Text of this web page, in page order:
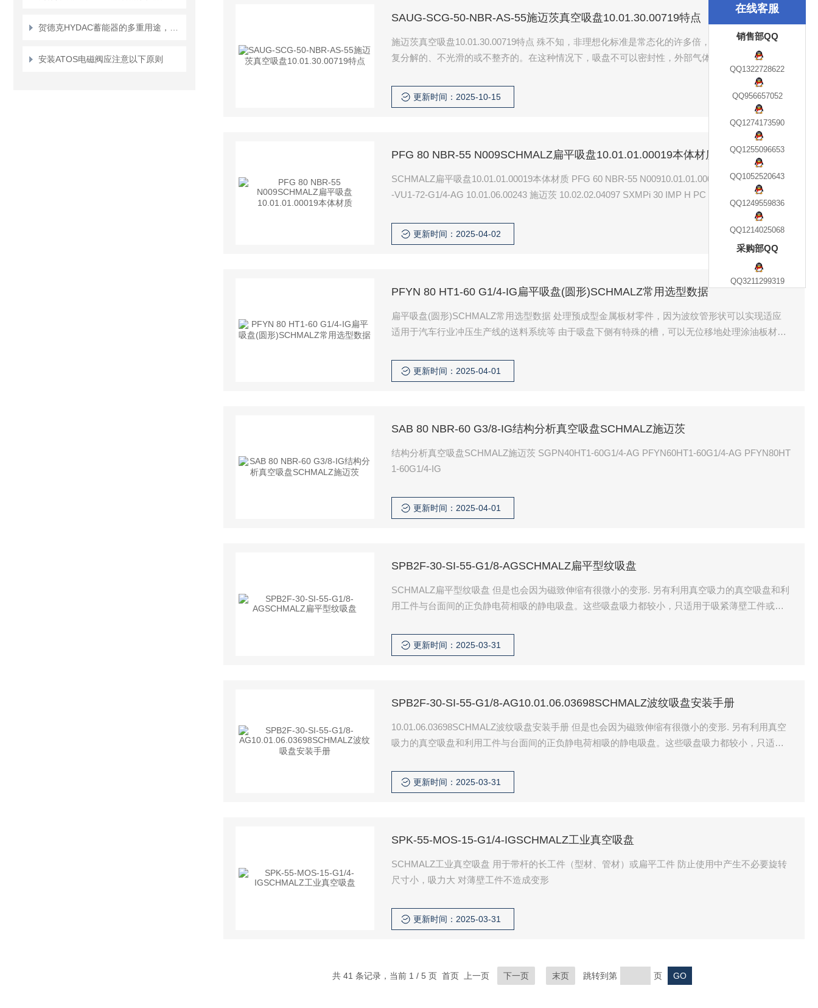
安装ATOS电磁阀应注意以下原则
SAUG-SCG-50-NBR-AS-55施迈茨真空吸盘10.01.30.00719特点
施迈茨真空吸盘10.01.30.00719特点 殊不知，非理想化标准是常态化的许多倍，因为原料一般是烯烃
复分解的、不光滑的或不整齐的。在这种情况下，吸盘不可以密封性，外部气体持续进行系统软
件，这被称作泄露系统软件。设计方案工作人员务必根据应用高流量真空产生器或应用较小的吸盘
来赔付泄露系统软件，以降低泄露的概率。
更新时间：2025-10-15
PFG 80 NBR-55 N009SCHMALZ扁平吸盘10.01.01.00019本体材质
SCHMALZ扁平吸盘10.01.01.00019本体材质 PFG 60 NBR-55 N00910.01.01.00018 施迈茨 FSGA-85
-VU1-72-G1/4-AG 10.01.06.00243 施迈茨 10.02.02.04097 SXMPi 30 IMP H PC 2xM12-5
更新时间：2025-04-02
PFYN 80 HT1-60 G1/4-IG扁平吸盘(圆形)SCHMALZ常用选型数据
扁平吸盘(圆形)SCHMALZ常用选型数据 处理预成型金属板材零件，因为波纹管形状可以实现适应
适用于汽车行业冲压生产线的送料系统等 由于吸盘下侧有特殊的槽，可以无位移地处理涂油板材，
更新时间：2025-04-01
SAB 80 NBR-60 G3/8-IG结构分析真空吸盘SCHMALZ施迈茨
结构分析真空吸盘SCHMALZ施迈茨 SGPN40HT1-60G1/4-AG PFYN60HT1-60G1/4-AG PFYN80HT
1-60G1/4-IG
更新时间：2025-04-01
SPB2F-30-SI-55-G1/8-AGSCHMALZ扁平型纹吸盘
SCHMALZ扁平型纹吸盘 但是也会因为磁致伸缩有很微小的变形. 另有利用真空吸力的真空吸盘和利
用工件与台面间的正负静电荷相吸的静电吸盘。这些吸盘吸力都较小，只适用于吸紧薄壁工件或非
更新时间：2025-03-31
SPB2F-30-SI-55-G1/8-AG10.01.06.03698SCHMALZ波纹吸盘安装手册
10.01.06.03698SCHMALZ波纹吸盘安装手册 但是也会因为磁致伸缩有很微小的变形. 另有利用真空
吸力的真空吸盘和利用工件与台面间的正负静电荷相吸的静电吸盘。这些吸盘吸力都较小，只适用
更新时间：2025-03-31
SPK-55-MOS-15-G1/4-IGSCHMALZ工业真空吸盘
SCHMALZ工业真空吸盘 用于带杆的长工件（型材、管材）或扁平工件 防止使用中产生不必要旋转
尺寸小，吸力大 对薄壁工件不造成变形
更新时间：2025-03-31
共 41 条记录，当前 1 / 5 页 首页 上一页 下一页 末页 跳转到第 页
在线客服
销售部QQ
QQ1322728622
QQ956657052
QQ1274173590
QQ1255096653
QQ1052520643
QQ1249559836
QQ1214025068
采购部QQ
QQ3211299319